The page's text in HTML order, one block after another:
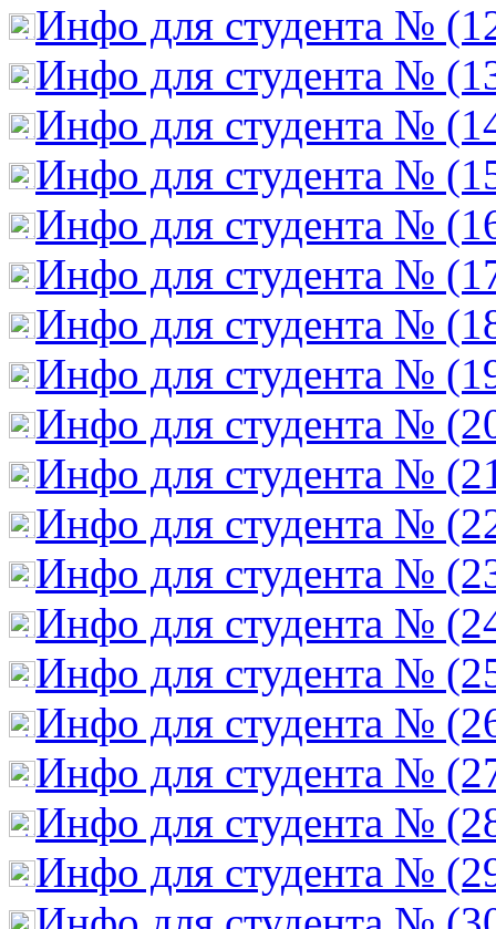
Инфо для студента №
Инфо для студента №
Инфо для студента №
Инфо для студента №
Инфо для студента №
Инфо для студента №
Инфо для студента №
Инфо для студента №
Инфо для студента №
Инфо для студента №
Инфо для студента №
Инфо для студента №
Инфо для студента №
Инфо для студента №
Инфо для студента №
Инфо для студента №
Инфо для студента №
Инфо для студента №